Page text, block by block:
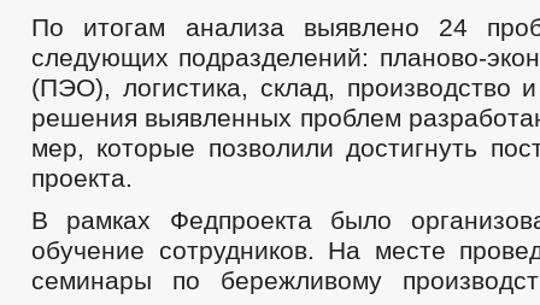
По итогам анализа выявлено 24
следующих подразделений: планово-
(ПЭО), логистика, склад, производство
решения выявленных проблем
мер, которые позволили достигнуть
проекта.
В рамках Федпроекта было
обучение сотрудников. На месте
семинары по бережливому